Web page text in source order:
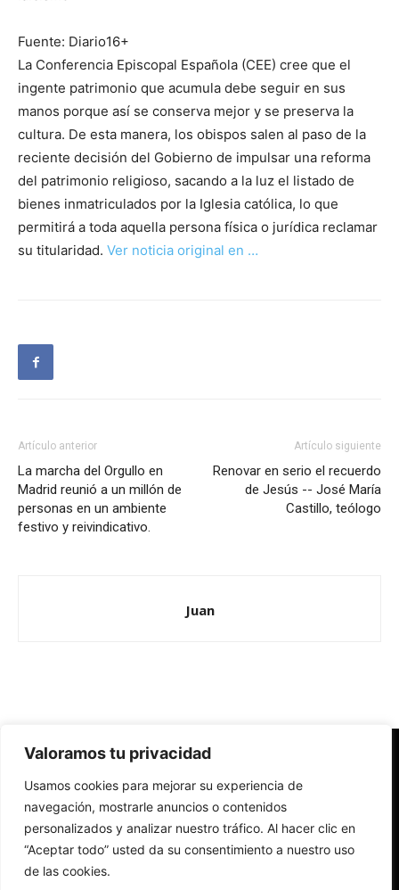
Valoramos tu privacidad
Usamos cookies para mejorar su experiencia de
navegación, mostrarle anuncios o contenidos
personalizados y analizar nuestro tráfico. Al hacer clic en
“Aceptar todo” usted da su consentimiento a nuestro uso
de las cookies.
Fuente: Diario16+
La Conferencia Episcopal Española (CEE) cree que el
ingente patrimonio que acumula debe seguir en sus
manos porque así se conserva mejor y se preserva la
cultura. De esta manera, los obispos salen al paso de la
reciente decisión del Gobierno de impulsar una reforma
del patrimonio religioso, sacando a la luz el listado de
bienes inmatriculados por la Iglesia católica, lo que
permitirá a toda aquella persona física o jurídica reclamar
su titularidad. Ver noticia original en …
Artículo anterior
La marcha del Orgullo en
Madrid reunió a un millón de
personas en un ambiente
festivo y reivindicativo.
Artículo siguiente
Renovar en serio el recuerdo
de Jesús -- José María
Castillo, teólogo
Juan
Redes Cristianas
Una mirada alternativa sobre la Iglesia católica y la sociedad
- Colectivos de Redes Cristianas